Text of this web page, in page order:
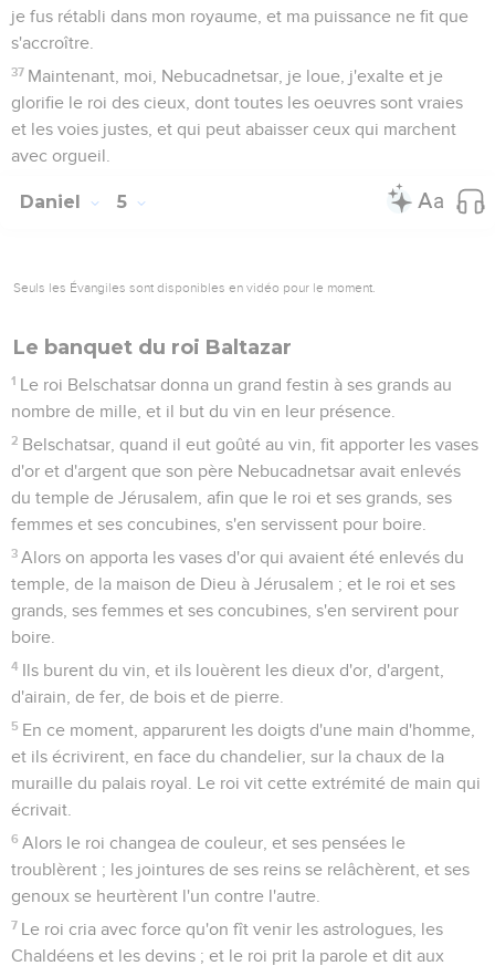
je fus rétabli dans mon royaume, et ma puissance ne fit que
s'accroître.
37 Maintenant, moi, Nebucadnetsar, je loue, j'exalte et je
glorifie le roi des cieux, dont toutes les oeuvres sont vraies
et les voies justes, et qui peut abaisser ceux qui marchent
avec orgueil.
Daniel 5
Seuls les Évangiles sont disponibles en vidéo pour le moment.
Le banquet du roi Baltazar
1 Le roi Belschatsar donna un grand festin à ses grands au
nombre de mille, et il but du vin en leur présence.
2 Belschatsar, quand il eut goûté au vin, fit apporter les vases
d'or et d'argent que son père Nebucadnetsar avait enlevés
du temple de Jérusalem, afin que le roi et ses grands, ses
femmes et ses concubines, s'en servissent pour boire.
3 Alors on apporta les vases d'or qui avaient été enlevés du
temple, de la maison de Dieu à Jérusalem ; et le roi et ses
grands, ses femmes et ses concubines, s'en servirent pour
boire.
4 Ils burent du vin, et ils louèrent les dieux d'or, d'argent,
d'airain, de fer, de bois et de pierre.
5 En ce moment, apparurent les doigts d'une main d'homme,
et ils écrivirent, en face du chandelier, sur la chaux de la
muraille du palais royal. Le roi vit cette extrémité de main qui
écrivait.
6 Alors le roi changea de couleur, et ses pensées le
troublèrent ; les jointures de ses reins se relâchèrent, et ses
genoux se heurtèrent l'un contre l'autre.
7 Le roi cria avec force qu'on fît venir les astrologues, les
Chaldéens et les devins ; et le roi prit la parole et dit aux